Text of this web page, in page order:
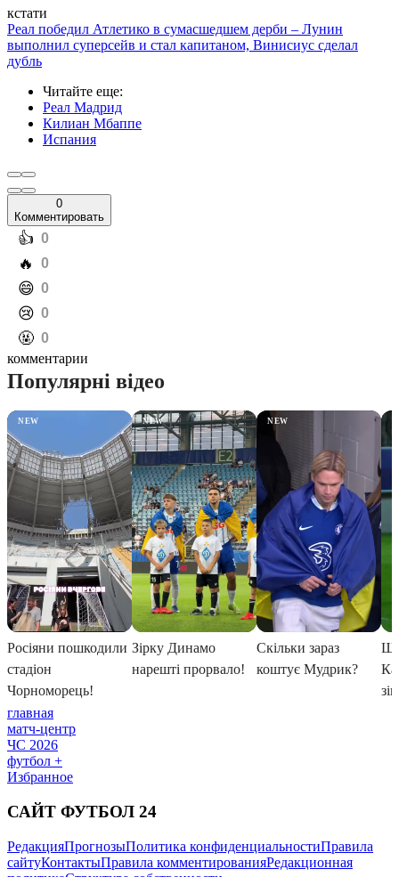
кстати
Реал победил Атлетико в сумасшедшем дерби – Лунин
выполнил суперсейв и стал капитаном, Винисиус сделал
дубль
Читайте еще:
Реал Мадрид
Килиан Мбаппе
Испания
0
Комментировать
️👍 0
️🔥 0
️😄 0
️😢 0
️🤬 0
комментарии
главная
матч-центр
ЧС 2026
футбол +
Избранное
САЙТ ФУТБОЛ 24
РедакцияПрогнозыПолитика конфиденциальностиПравила
сайтуКонтактыПравила комментированияРедакционная